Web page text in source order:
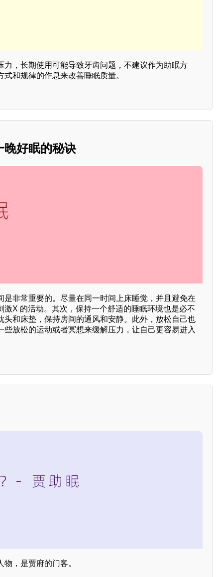
力，长期使用可能导致牙齿问题，不建议作为助眠方
和规律的作息来改善睡眠质量。
晚好眠的秘诀
是非常重要的。尽量在同一时间上床睡觉，并且避免在
激X 的活动。其次，保持一个舒适的睡眠环境也是必不
头和床垫，保持房间的通风和安静。此外，放松自己也
些放松的运动或者冥想来缓解压力，让自己更容易进入
，是贾府的门客。